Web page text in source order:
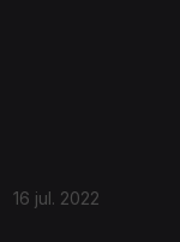
16 jul. 2022